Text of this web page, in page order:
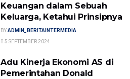
Keuangan dalam Sebuah
Keluarga, Ketahui Prinsipnya
BYADMIN_BERITAINTERMEDIA
5 SEPTEMBER 2024
Adu Kinerja Ekonomi AS di
Pemerintahan Donald